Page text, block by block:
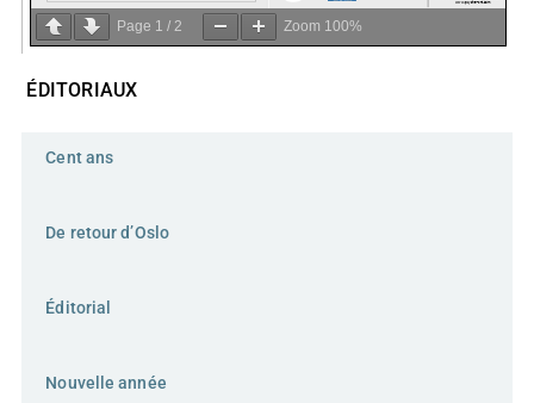
Page 1 /2 Zoom 100%
ÉDITORIAUX
Cent ans
De retour d’Oslo
Éditorial
Nouvelle année